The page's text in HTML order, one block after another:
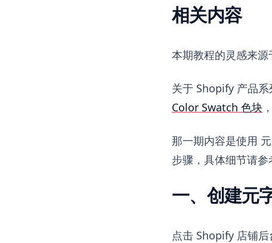
相关内容
本期教程的灵感来源
关于 Shopify 产品
Color Swatch 色块
那一期内容是使用
步骤，具体细节请参
一、创建元
点击 Shopify 店铺后